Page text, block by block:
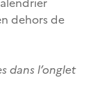
dehors de
dans l’onglet